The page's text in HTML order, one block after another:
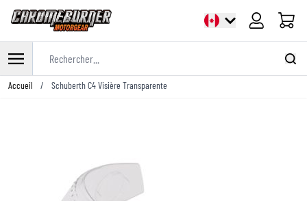
Panier
Allez au contenu
Accueil / Schuberth C4 Visière Transparente